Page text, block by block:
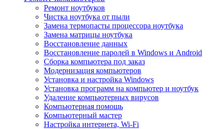
Ремонт ноутбуков
Чистка ноутбука от пыли
Замена термопасты процессора ноутбука
Замена матрицы ноутбука
Восстановление данных
Восстановление паролей в Windows и Android
Сборка компьютера под заказ
Модернизация компьютеров
Установка и настройка Windows
Установка программ на компьютер и ноутбук
Удаление компьютерных вирусов
Компьютерная помощь
Компьютерный мастер
Настройка интернета, Wi-Fi